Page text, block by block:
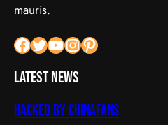
mauris.
Facebook Twitter YouTube InstagramPinterest
Latest News
Hacked by Chinafans